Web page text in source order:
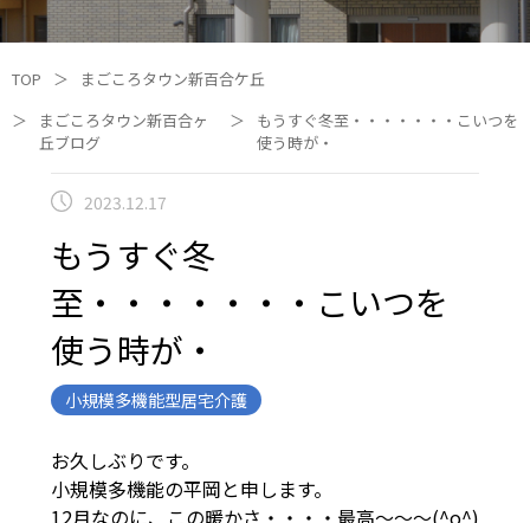
TOP ＞
まごころタウン新百合ケ丘
＞
まごころタウン新百合ヶ
丘ブログ
＞
もうすぐ冬至・・・・・・・こいつを
使う時が・
2023.12.17
もうすぐ冬
至・・・・・・・こいつを
使う時が・
小規模多機能型居宅介護
お久しぶりです。
小規模多機能の平岡と申します。
12月なのに、この暖かさ・・・・最高～～～(^o^)